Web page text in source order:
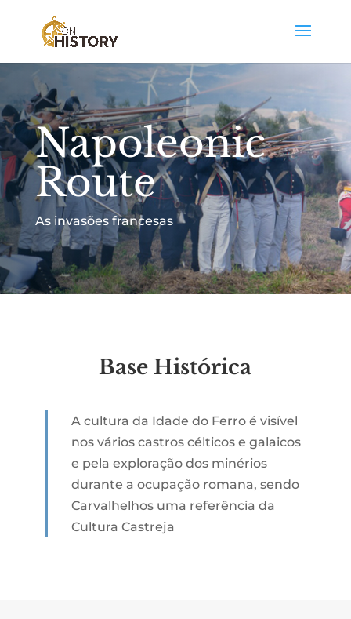
Napoleonic
Route
As invasões francesas
Base Histórica
A cultura da Idade do Ferro é visível
nos vários castros célticos e galaicos
e pela exploração dos minérios
durante a ocupação romana, sendo
Carvalhelhos uma referência da
Cultura Castreja